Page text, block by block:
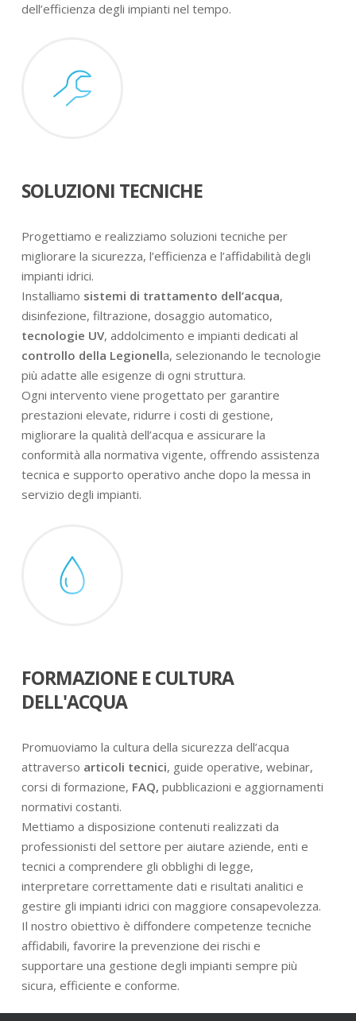
dell’efficienza degli impianti nel tempo.
SOLUZIONI TECNICHE
Progettiamo e realizziamo soluzioni tecniche per
migliorare la sicurezza, l’efficienza e l’affidabilità degli
impianti idrici.
Installiamo sistemi di trattamento dell’acqua,
disinfezione, filtrazione, dosaggio automatico,
tecnologie UV, addolcimento e impianti dedicati al
controllo della Legionella, selezionando le tecnologie
più adatte alle esigenze di ogni struttura.
Ogni intervento viene progettato per garantire
prestazioni elevate, ridurre i costi di gestione,
migliorare la qualità dell’acqua e assicurare la
conformità alla normativa vigente, offrendo assistenza
tecnica e supporto operativo anche dopo la messa in
servizio degli impianti.
FORMAZIONE E CULTURA
DELL'ACQUA
Promuoviamo la cultura della sicurezza dell’acqua
attraverso articoli tecnici, guide operative, webinar,
corsi di formazione, FAQ, pubblicazioni e aggiornamenti
normativi costanti.
Mettiamo a disposizione contenuti realizzati da
professionisti del settore per aiutare aziende, enti e
tecnici a comprendere gli obblighi di legge,
interpretare correttamente dati e risultati analitici e
gestire gli impianti idrici con maggiore consapevolezza.
Il nostro obiettivo è diffondere competenze tecniche
affidabili, favorire la prevenzione dei rischi e
supportare una gestione degli impianti sempre più
sicura, efficiente e conforme.